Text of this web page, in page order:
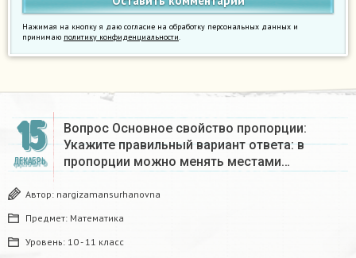
Нажимая на кнопку я даю согласие на обработку персональных данных и
принимаю политику конфиденциальности.
15
ДЕКАБРЬ
Вопрос Основное свойство пропорции:
Укажите правильный вариант ответа: в
пропорции можно менять местами…
Автор: nargizamansurhanovna
Предмет: Математика
Уровень: 10 - 11 класс